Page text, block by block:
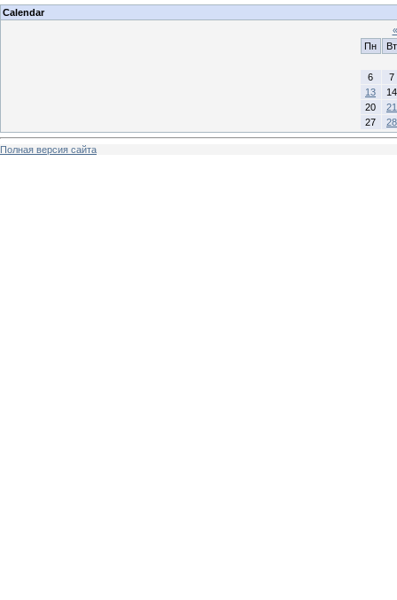
Calendar
«
Пн
Вт
6
7
13
14
20
21
27
28
Полная версия сайта